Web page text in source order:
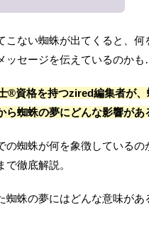
こない蜘蛛が出てくると、
ッセージを伝えているのかも
®資格を持つzired編集者が
ら蜘蛛の夢にどんな影響があ
の蜘蛛が何を象徴している
徹底解説。
蜘蛛の夢にはどんな意味があ